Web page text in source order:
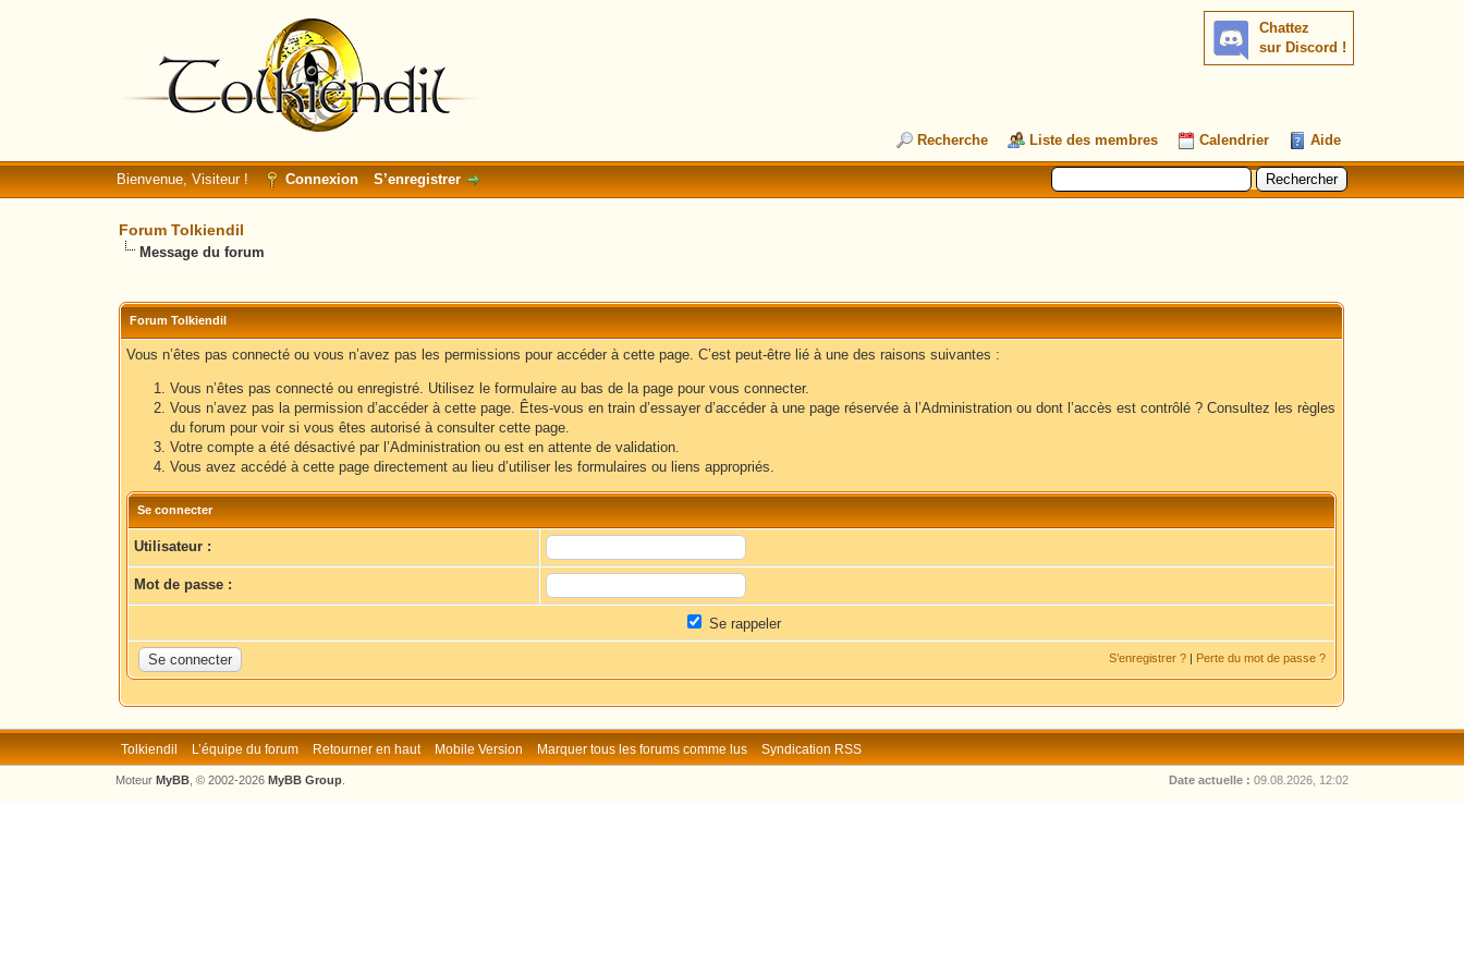
Chattez
sur Discord !
Recherche Liste des membres Calendrier Aide
Bienvenue, Visiteur ! Connexion S’enregistrer
Forum Tolkiendil
Message du forum
Forum Tolkiendil
Vous n’êtes pas connecté ou vous n’avez pas les permissions pour accéder à cette page. C’est peut-être lié à une des raisons suivantes :
Vous n’êtes pas connecté ou enregistré. Utilisez le formulaire au bas de la page pour vous connecter.
Vous n’avez pas la permission d’accéder à cette page. Êtes-vous en train d’essayer d’accéder à une page réservée à l’Administration ou dont l’accès est contrôlé ? Consultez les règles
du forum pour voir si vous êtes autorisé à consulter cette page.
Votre compte a été désactivé par l’Administration ou est en attente de validation.
Vous avez accédé à cette page directement au lieu d’utiliser les formulaires ou liens appropriés.
Se connecter
Utilisateur :
Mot de passe :
Se rappeler
S’enregistrer ? | Perte du mot de passe ?
Tolkiendil L’équipe du forum Retourner en haut Mobile Version Marquer tous les forums comme lus Syndication RSS
Date actuelle : 09.08.2026, 12:02
Moteur MyBB, © 2002-2026 MyBB Group.